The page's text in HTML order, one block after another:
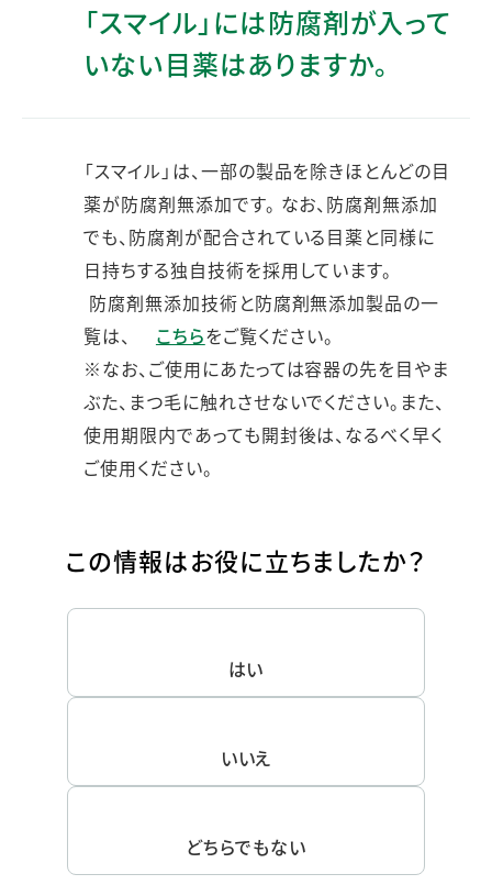
「スマイル」には防腐剤が入って
いない目薬はありますか。
「スマイル」は、一部の製品を除きほとんどの目
薬が防腐剤無添加です。 なお、防腐剤無添加
でも、防腐剤が配合されている目薬と同様に
日持ちする独自技術を採用しています。
防腐剤無添加技術と防腐剤無添加製品の一
覧は、
こちらをご覧ください。
※なお、ご使用にあたっては容器の先を目やま
ぶた、まつ毛に触れさせないでください。また、
使用期限内であっても開封後は、なるべく早く
ご使用ください。
この情報はお役に立ちましたか？
はい
いいえ
どちらでもない